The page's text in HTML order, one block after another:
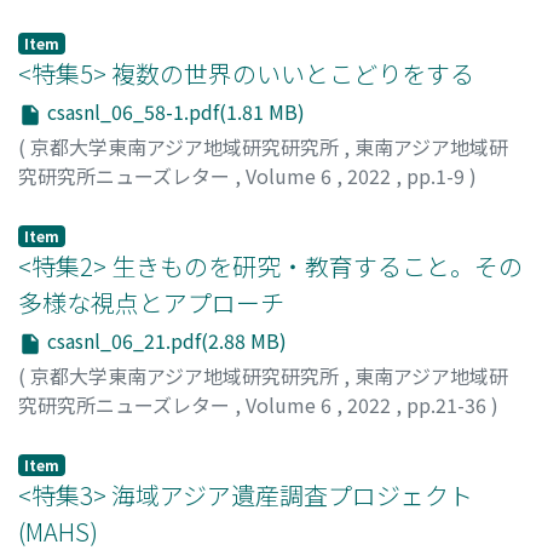
Item
<特集5> 複数の世界のいいとこどりをする
csasnl_06_58-1.pdf(1.81 MB)
( 京都大学東南アジア地域研究研究所 , 東南アジア地域研
究研究所ニューズレター , Volume 6 , 2022 , pp.1-9 )
Item
<特集2> 生きものを研究・教育すること。その
多様な視点とアプローチ
csasnl_06_21.pdf(2.88 MB)
( 京都大学東南アジア地域研究研究所 , 東南アジア地域研
究研究所ニューズレター , Volume 6 , 2022 , pp.21-36 )
70393262
Item
<特集3> 海域アジア遺産調査プロジェクト
(MAHS)